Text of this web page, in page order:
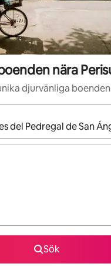
nära
djurvänliga
tillgängliga kan du
Sök